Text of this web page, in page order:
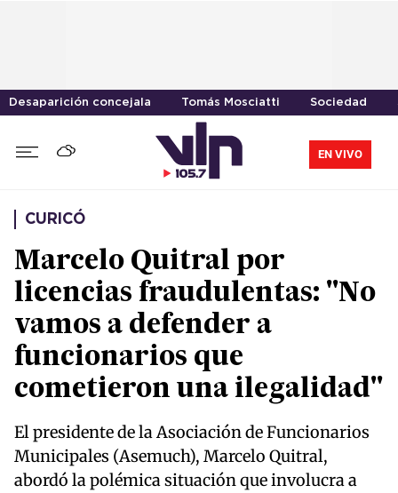
Desaparición concejala Tomás Mosciatti Sociedad
EN VIVO
CURICÓ
Marcelo Quitral por
licencias fraudulentas: "No
vamos a defender a
funcionarios que
cometieron una ilegalidad"
El presidente de la Asociación de Funcionarios
Municipales (Asemuch), Marcelo Quitral,
abordó la polémica situación que involucra a